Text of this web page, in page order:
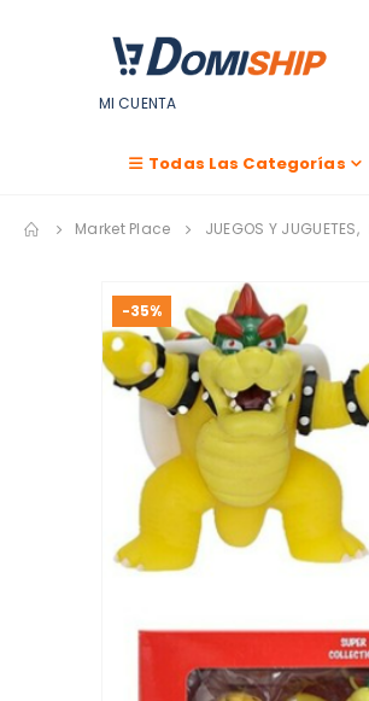
MI CUENTA
Todas Las Categorías
Market Place JUEGOS Y JUGUETES,
-35%